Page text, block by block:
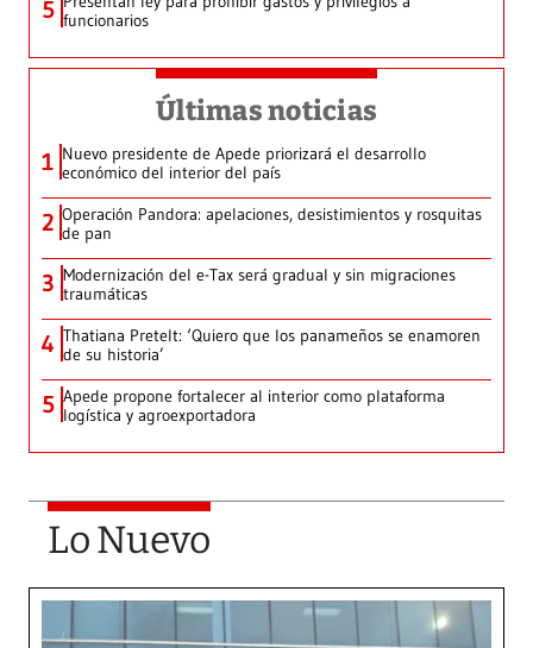
5 funcionarios
Últimas noticias
1 Nuevo presidente de Apede priorizará el desarrollo
económico del interior del país
2 Operación Pandora: apelaciones, desistimientos y rosquitas
de pan
3 Modernización del e-Tax será gradual y sin migraciones
traumáticas
4 Thatiana Pretelt: ‘Quiero que los panameños se enamoren
de su historia’
5 Apede propone fortalecer al interior como plataforma
logística y agroexportadora
Lo Nuevo